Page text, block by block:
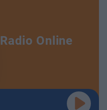
Radio Online